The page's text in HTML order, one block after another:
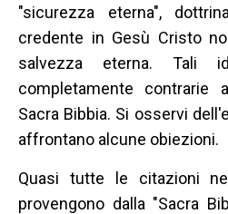
"sicurezza eterna",
credente in Gesù Cristo
salvezza eterna. Tali
completamente contrarie
Sacra Bibbia. Si osservi
affrontano alcune obiezioni.
Quasi tutte le citazioni
provengono dalla "Sacra